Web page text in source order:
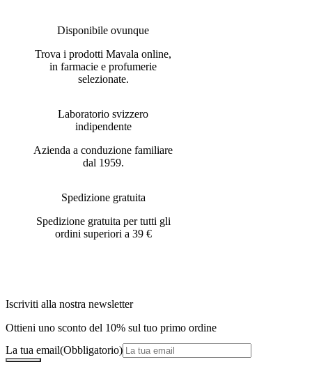
Disponibile ovunque
Trova i prodotti Mavala online,
in farmacie e profumerie
selezionate.
Laboratorio svizzero
indipendente
Azienda a conduzione familiare
dal 1959.
Spedizione gratuita
Spedizione gratuita per tutti gli
ordini superiori a 39 €
Iscriviti alla nostra newsletter
Ottieni uno sconto del 10% sul tuo primo ordine
La tua email(Obbligatorio)